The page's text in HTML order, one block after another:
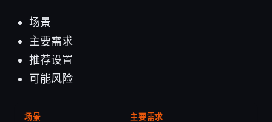
场景
主要需求
推荐设置
可能风险
场景 主要需求